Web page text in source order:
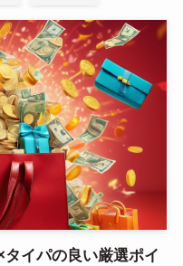
タイパの良い厳選ポイ